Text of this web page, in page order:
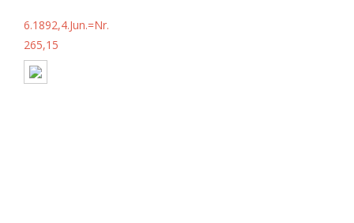
6.1892,4.Jun.=Nr.
265,15